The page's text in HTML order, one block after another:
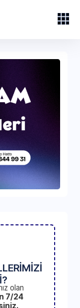
olan
7/24